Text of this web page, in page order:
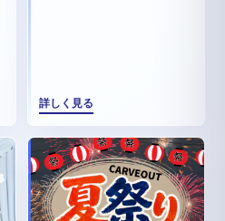
詳しく見る